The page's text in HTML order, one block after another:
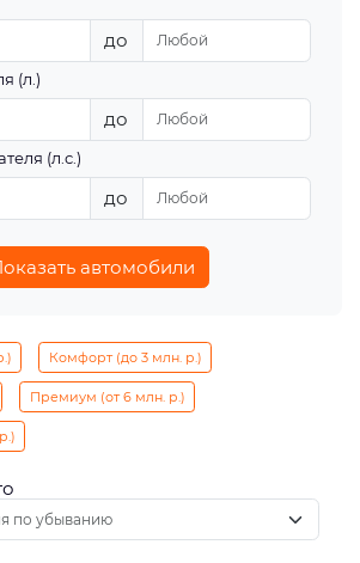
до
(л.)
до
(л.с.)
до
автомобили
Комфорт (до 3 млн. р.)
Премиум (от 6 млн. р.)